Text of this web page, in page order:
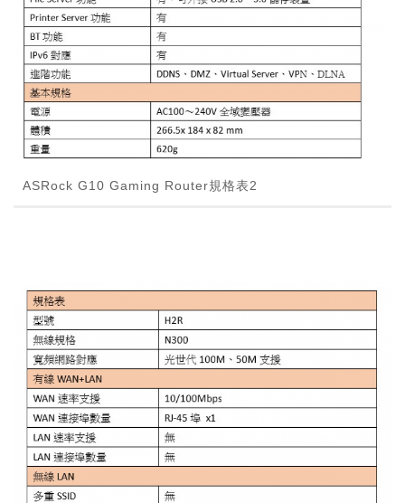
ASRock G10 Gaming Router規格表2